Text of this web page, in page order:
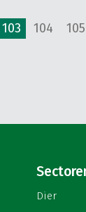
103 104 105
Dier